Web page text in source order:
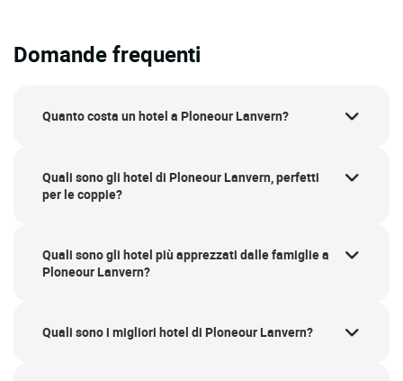
Domande frequenti
Quanto costa un hotel a Ploneour Lanvern?
Quali sono gli hotel di Ploneour Lanvern, perfetti
per le coppie?
Quali sono gli hotel più apprezzati dalle famiglie a
Ploneour Lanvern?
Quali sono i migliori hotel di Ploneour Lanvern?